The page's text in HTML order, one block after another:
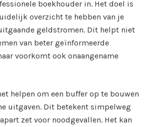
boekhouder in. Het doel is
overzicht te hebben van je
geldstromen. Dit helpt niet
van beter geïnformeerde
voorkomt ook onaangename
helpen om een buffer op te bouwen
uitgaven. Dit betekent simpelweg
zet voor noodgevallen. Het kan